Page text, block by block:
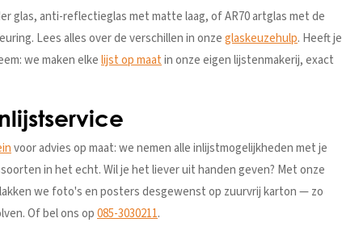
glas, anti-reflectieglas met matte laag, of AR70 artglas met de
Lees alles over de verschillen in onzeglaskeuzehulp. Heeft je
we maken elkelijst op maatin onze eigen lijstenmakerij, exact
voor advies op maat: we nemen alle inlijstmogelijkheden met je
in het echt. Wil je het liever uit handen geven? Met onze
we foto's en posters desgewenst op zuurvrij karton — zo
Of bel ons op085-3030211.